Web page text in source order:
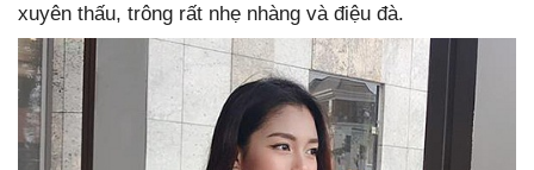
xuyên thấu, trông rất nhẹ nhàng và điệu đà.